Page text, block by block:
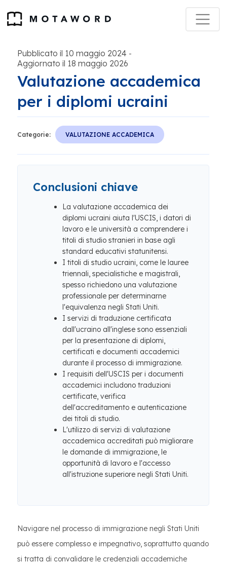
Pubblicato il 10 maggio 2024 -
Aggiornato il 18 maggio 2026
Valutazione accademica
per i diplomi ucraini
Categorie: VALUTAZIONE ACCADEMICA
Conclusioni chiave
La valutazione accademica dei
diplomi ucraini aiuta l'USCIS, i datori di
lavoro e le università a comprendere i
titoli di studio stranieri in base agli
standard educativi statunitensi.
I titoli di studio ucraini, come le lauree
triennali, specialistiche e magistrali,
spesso richiedono una valutazione
professionale per determinarne
l'equivalenza negli Stati Uniti.
I servizi di traduzione certificata
dall'ucraino all'inglese sono essenziali
per la presentazione di diplomi,
certificati e documenti accademici
durante il processo di immigrazione.
I requisiti dell'USCIS per i documenti
accademici includono traduzioni
certificate, verifica
dell'accreditamento e autenticazione
dei titoli di studio.
L'utilizzo di servizi di valutazione
accademica accreditati può migliorare
le domande di immigrazione, le
opportunità di lavoro e l'accesso
all'istruzione superiore negli Stati Uniti.
Navigare nel processo di immigrazione negli Stati Uniti
può essere complesso e impegnativo, soprattutto quando
si tratta di convalidare le credenziali accademiche